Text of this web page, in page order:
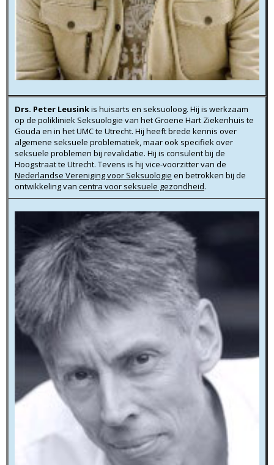
Drs. Peter Leusinkis huisarts en seksuoloog. Hij is werkzaam
op de polikliniek Seksuologie van het Groene Hart Ziekenhuis te
Gouda en in het UMC te Utrecht. Hij heeft brede kennis over
algemene seksuele problematiek, maar ook specifiek over
seksuele problemen bij revalidatie. Hij is consulent bij de
Hoogstraat te Utrecht. Tevens is hij vice-voorzitter van de
Nederlandse Vereniging voor Seksuologie en betrokken bij de
ontwikkeling van centra voor seksuele gezondheid.